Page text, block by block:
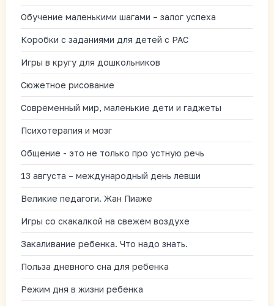
Обучение маленькими шагами – залог успеха
Коробки с заданиями для детей с РАС
Игры в кругу для дошкольников
Сюжетное рисование
Современный мир, маленькие дети и гаджеты
Психотерапия и мозг
Общение - это не только про устную речь
13 августа – международный день левши
Великие педагоги. Жан Пиаже
Игры со скакалкой на свежем воздухе
Закаливание ребенка. Что надо знать.
Польза дневного сна для ребенка
Режим дня в жизни ребенка